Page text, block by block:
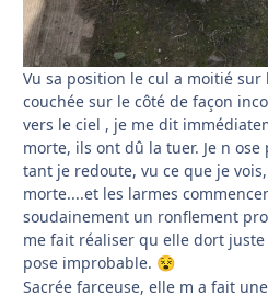
Vu sa position le cul a moitié
couchée sur le côté de façon
vers le ciel , je me dit
morte, ils ont dû la tuer. Je n
tant je redoute, vu ce que je
morte....et les larmes
soudainement un ronflement
me fait réaliser qu elle dort
pose improbable. 😵
Sacrée farceuse, elle m a fait